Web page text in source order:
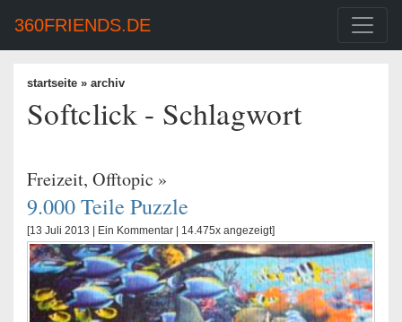
360FRIENDS.DE
startseite » archiv
Softclick - Schlagwort
Freizeit, Offtopic »
9.000 Teile Puzzle
[13 Juli 2013 | Ein Kommentar | 14.475x angezeigt]